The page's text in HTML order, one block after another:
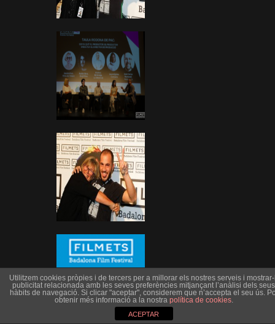
Utilitzem cookies pròpies i de tercers per a millorar els nostres serveis i
publicitat relacionada amb les seves preferències mitjançant l’anàlisi dels seus
hàbits de navegació. Si clicar "aceptar", considerem que n’accepta el seu ús.
obtenir més informació a la nostra política de cookies.
ACEPTAR